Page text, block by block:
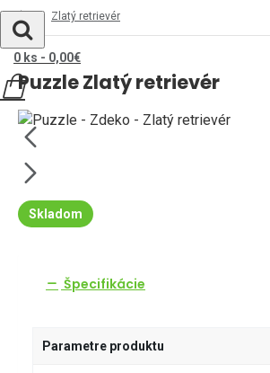
0 ks - 0,00€
Zlatý retrievér
Puzzle Zlatý retrievér
Skladom
Špecifikácie
Parametre produktu